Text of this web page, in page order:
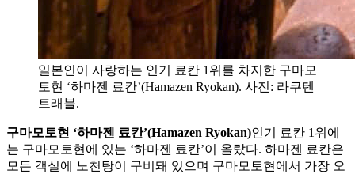
일본인이 사랑하는 인기 료칸 1위를 차지한 구마모
토현 ‘하마젠 료칸’(Hamazen Ryokan). 사진: 라쿠텐
트래블.
구마모토현 ‘하마젠 료칸’(Hamazen Ryokan)인기 료칸 1위에
는 구마모토현에 있는 ‘하마젠 료칸’이 올랐다. 하마젠 료칸은
모든 객실에 노천탕이 구비돼 있으며 구마모토현에서 가장 오